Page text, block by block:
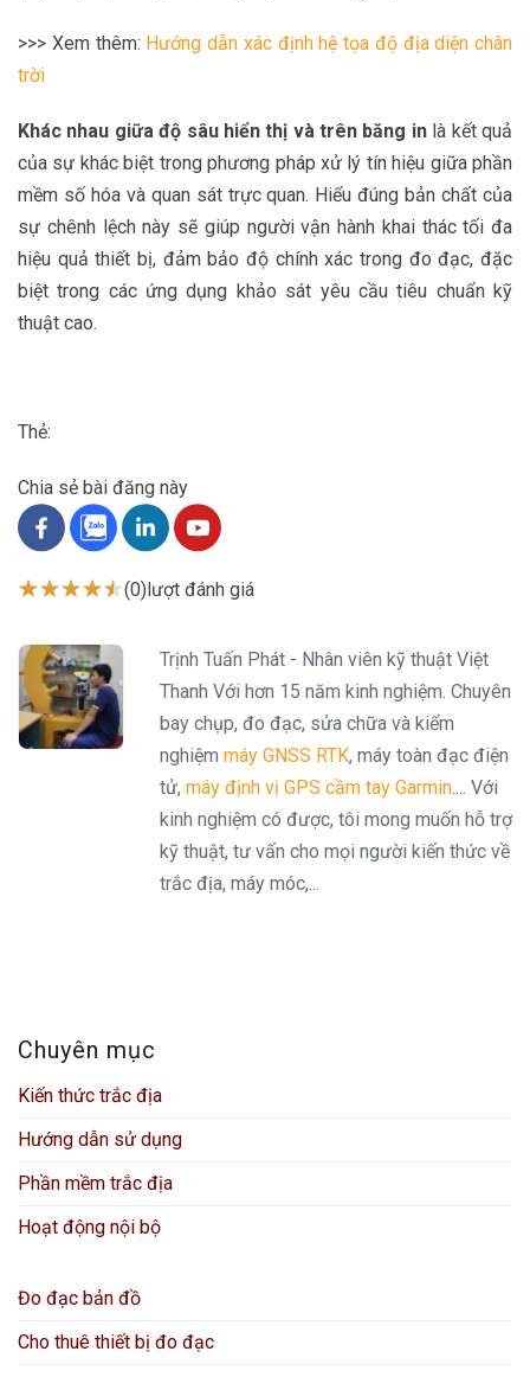
Chuyên mục
Kiến thức trắc địa
Hướng dẫn sử dụng
Phần mềm trắc địa
Hoạt động nội bộ
Đo đạc bản đồ
Cho thuê thiết bị đo đạc
>>> Xem thêm: Hướng dẫn xác định hệ tọa độ địa diện chân
trời
Khác nhau giữa độ sâu hiển thị và trên băng inlà kết quả
của sự khác biệt trong phương pháp xử lý tín hiệu giữa phần
mềm số hóa và quan sát trực quan. Hiểu đúng bản chất của
sự chênh lệch này sẽ giúp người vận hành khai thác tối đa
hiệu quả thiết bị, đảm bảo độ chính xác trong đo đạc, đặc
biệt trong các ứng dụng khảo sát yêu cầu tiêu chuẩn kỹ
thuật cao.
Thẻ:
Chia sẻ bài đăng này
(0) lượt đánh giá
Trịnh Tuấn Phát - Nhân viên kỹ thuật Việt
Thanh Với hơn 15 năm kinh nghiệm. Chuyên
bay chụp, đo đạc, sửa chữa và kiểm
nghiệm máy GNSS RTK, máy toàn đạc điện
tử, máy định vị GPS cầm tay Garmin.... Với
kinh nghiệm có được, tôi mong muốn hỗ trợ
kỹ thuật, tư vấn cho mọi người kiến thức về
trắc địa, máy móc,...